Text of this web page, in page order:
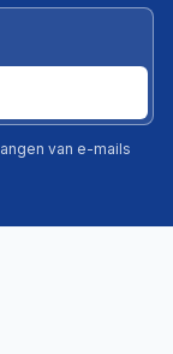
van e-mails